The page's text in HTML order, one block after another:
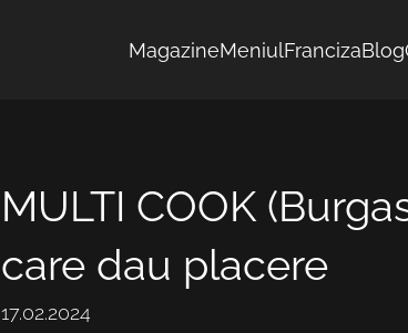
MagazineMeniulFrancizaBlog
MULTI COOK
care dau placere
17.02.2024